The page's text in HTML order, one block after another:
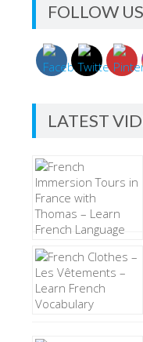
FOLLOW US
LATEST